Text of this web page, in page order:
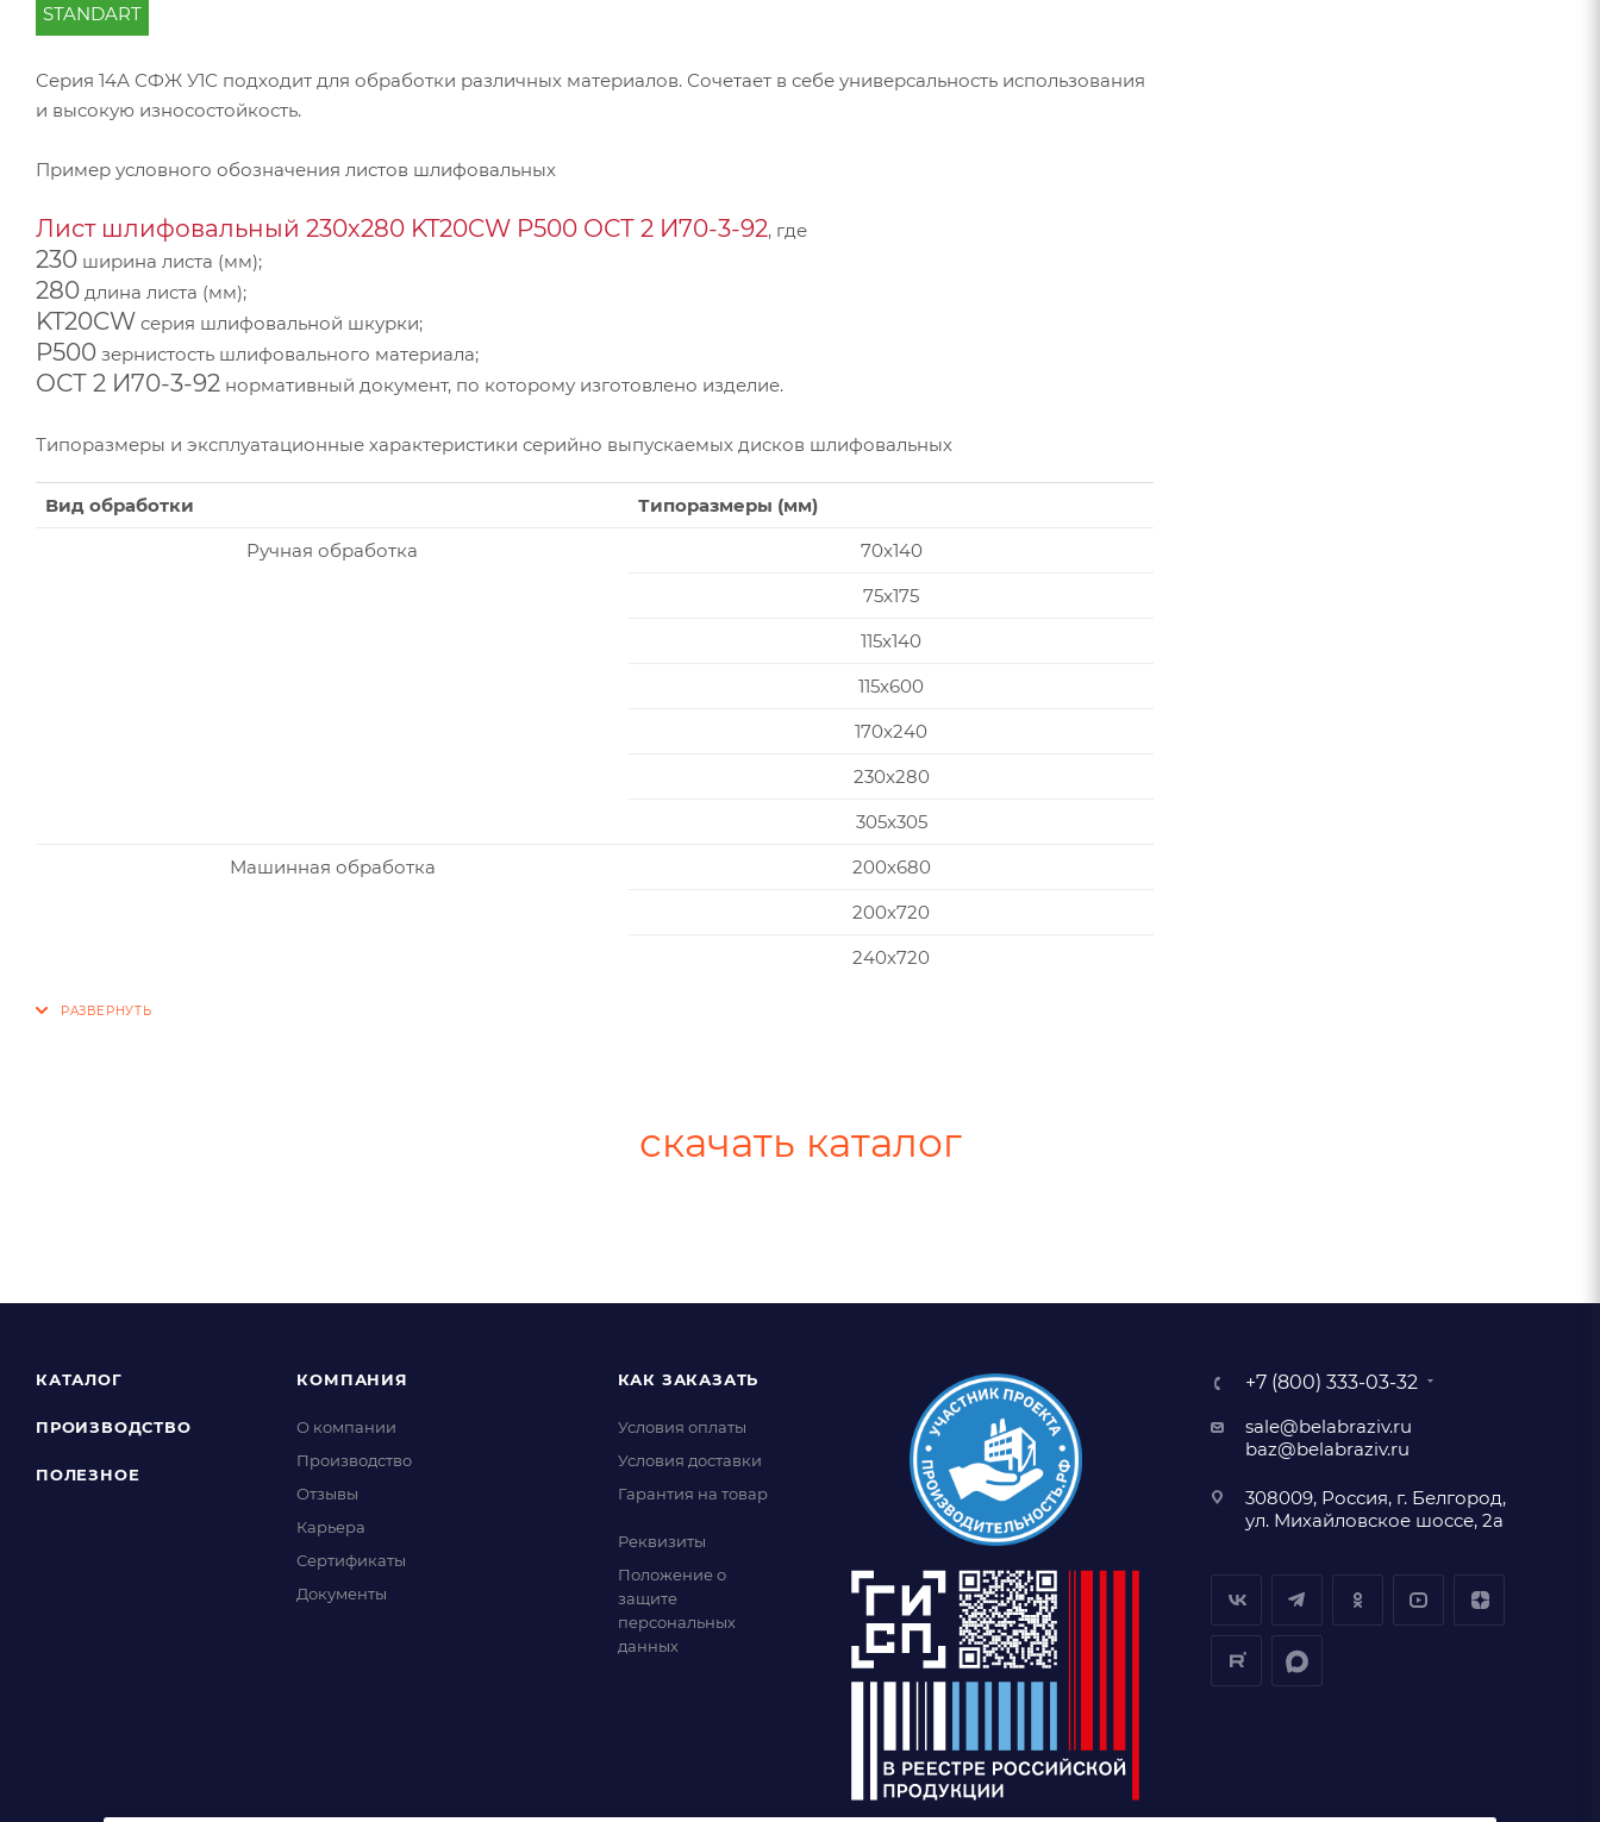
STANDART
Серия 14А СФЖ У1С подходит для обработки различных материалов. Сочетает в себе универсальность использования
и высокую износостойкость.
Пример условного обозначения листов шлифовальных
Лист шлифовальный 230х280 KT20CW P500 ОСТ 2 И70-3-92, где
230 ширина листа (мм);
280 длина листа (мм);
KT20CW серия шлифовальной шкурки;
P500 зернистость шлифовального материала;
ОСТ 2 И70-3-92 нормативный документ, по которому изготовлено изделие.
Типоразмеры и эксплуатационные характеристики серийно выпускаемых дисков шлифовальных
Вид обработки
Типоразмеры (мм)
Ручная обработка
70x140
75x175
115x140
115x600
170x240
230x280
305x305
Машинная обработка
200х680
200х720
240х720
скачать каталог
КАТАЛОГ
ПРОИЗВОДСТВО
ПОЛЕЗНОЕ
КОМПАНИЯ
О компании
Производство
Отзывы
Карьера
Сертификаты
Документы
КАК ЗАКАЗАТЬ
Условия оплаты
Условия доставки
Гарантия на товар
Реквизиты
Положение о
защите
персональных
данных
+7 (800) 333-03-32
sale@belabraziv.ru
baz@belabraziv.ru
308009, Россия, г. Белгород,
ул. Михайловское шоссе, 2а